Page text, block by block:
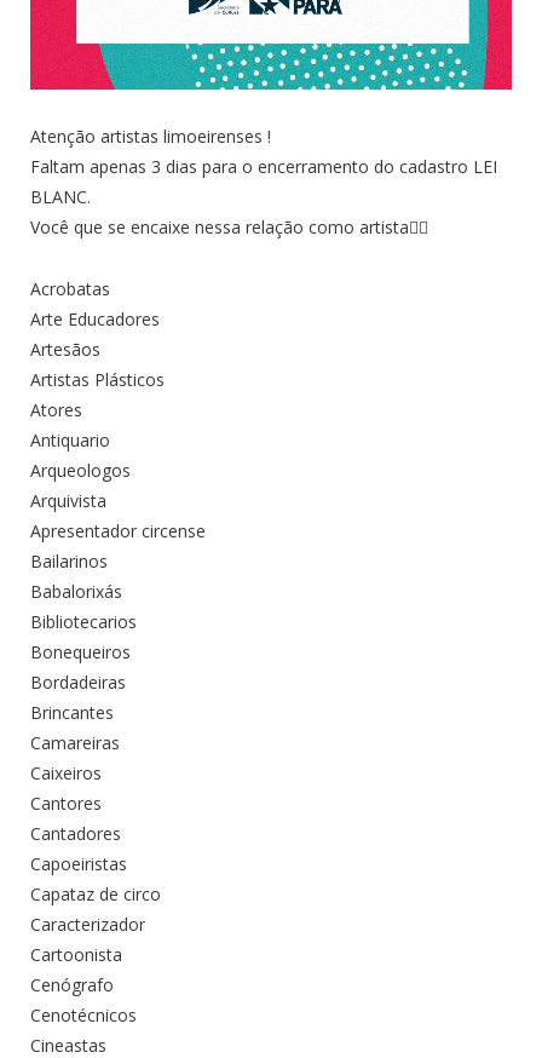
Atenção artistas limoeirenses !
Faltam apenas 3 dias para o encerramento do cadastro LEI
BLANC.
Você que se encaixe nessa relação como artista👇🏾
Acrobatas
Arte Educadores
Artesãos
Artistas Plásticos
Atores
Antiquario
Arqueologos
Arquivista
Apresentador circense
Bailarinos
Babalorixás
Bibliotecarios
Bonequeiros
Bordadeiras
Brincantes
Camareiras
Caixeiros
Cantores
Cantadores
Capoeiristas
Capataz de circo
Caracterizador
Cartoonista
Cenógrafo
Cenotécnicos
Cineastas